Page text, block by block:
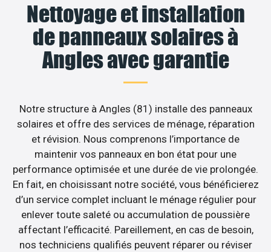
Nettoyage et installation
de panneaux solaires à
Angles avec garantie
Notre structure à Angles (81) installe des panneaux
solaires et offre des services de ménage, réparation
et révision. Nous comprenons l’importance de
maintenir vos panneaux en bon état pour une
performance optimisée et une durée de vie prolongée.
En fait, en choisissant notre société, vous bénéficierez
d’un service complet incluant le ménage régulier pour
enlever toute saleté ou accumulation de poussière
affectant l’efficacité. Pareillement, en cas de besoin,
nos techniciens qualifiés peuvent réparer ou réviser